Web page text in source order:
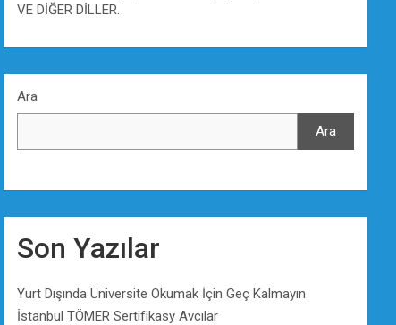
VE DİĞER DİLLER.
Ara
Ara
Son Yazılar
Yurt Dışında Üniversite Okumak İçin Geç Kalmayın
İstanbul TÖMER Sertifikasy Avcılar